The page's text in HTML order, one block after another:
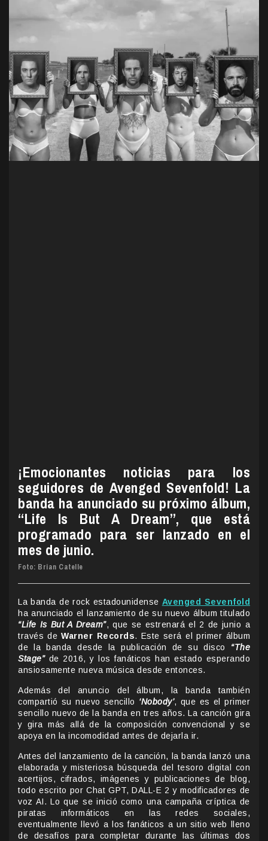
¡Emocionantes noticias para los
seguidores de Avenged Sevenfold! La
banda ha anunciado su próximo álbum,
“Life Is But A Dream”, que está
programado para ser lanzado en el
mes de junio.
Foto: Brian Catelle
La banda de rock estadounidense Avenged Sevenfold
ha anunciado el lanzamiento de su nuevo álbum titulado
“Life Is But A Dream”, que se estrenará el 2 de junio a
través deWarner Records. Este será el primer álbum
de la banda desde la publicación de su disco “The
Stage”de 2016, y los fanáticos han estado esperando
ansiosamente nueva música desde entonces.
Además del anuncio del álbum, la banda también
compartió su nuevo sencillo ‘Nobody’, que es el primer
sencillo nuevo de la banda en tres años. La canción gira
y gira más allá de la composición convencional y se
apoya en la incomodidad antes de dejarla ir.
Antes del lanzamiento de la canción, la banda lanzó una
elaborada y misteriosa búsqueda del tesoro digital con
acertijos, cifrados, imágenes y publicaciones de blog,
todo escrito por Chat GPT, DALL-E 2 y modificadores de
voz AI. Lo que se inició como una campaña críptica de
piratas informáticos en las redes sociales,
eventualmente llevó a los fanáticos a un sitio web lleno
de desafíos para completar durante las últimas dos